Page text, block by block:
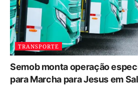
TRANSPORTE
Semob monta operação
para Marcha para Jesus em